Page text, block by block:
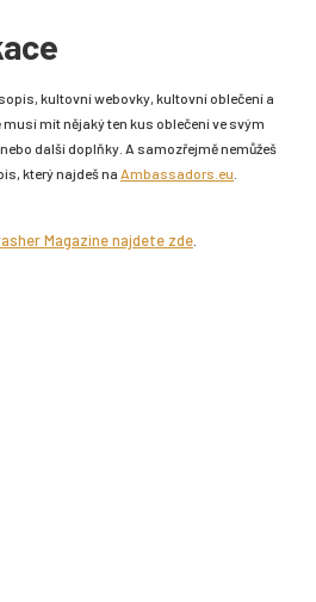
kultovní webovky, kultovní oblečení a
mít nějaký ten kus oblečení ve svým
další doplňky. A samozřejmě nemůžeš
který najdeš na Ambassadors.eu
Magazine najdete zde